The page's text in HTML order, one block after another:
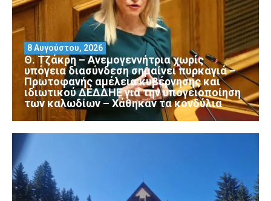
Θ. Τζάκρη – Ανεμογεννήτρια χωρίς
υπόγεια διασύνδεση σημαίνει πυρκαγιά –
Πρωτοφανής αμέλεια κυβέρνησης και
ιδιωτικού ΔΕΔΔΗΕ για την υπογειοποίηση
των καλωδίων – Χάθηκαν τα κονδύλια
8 Αυγούστου, 2026